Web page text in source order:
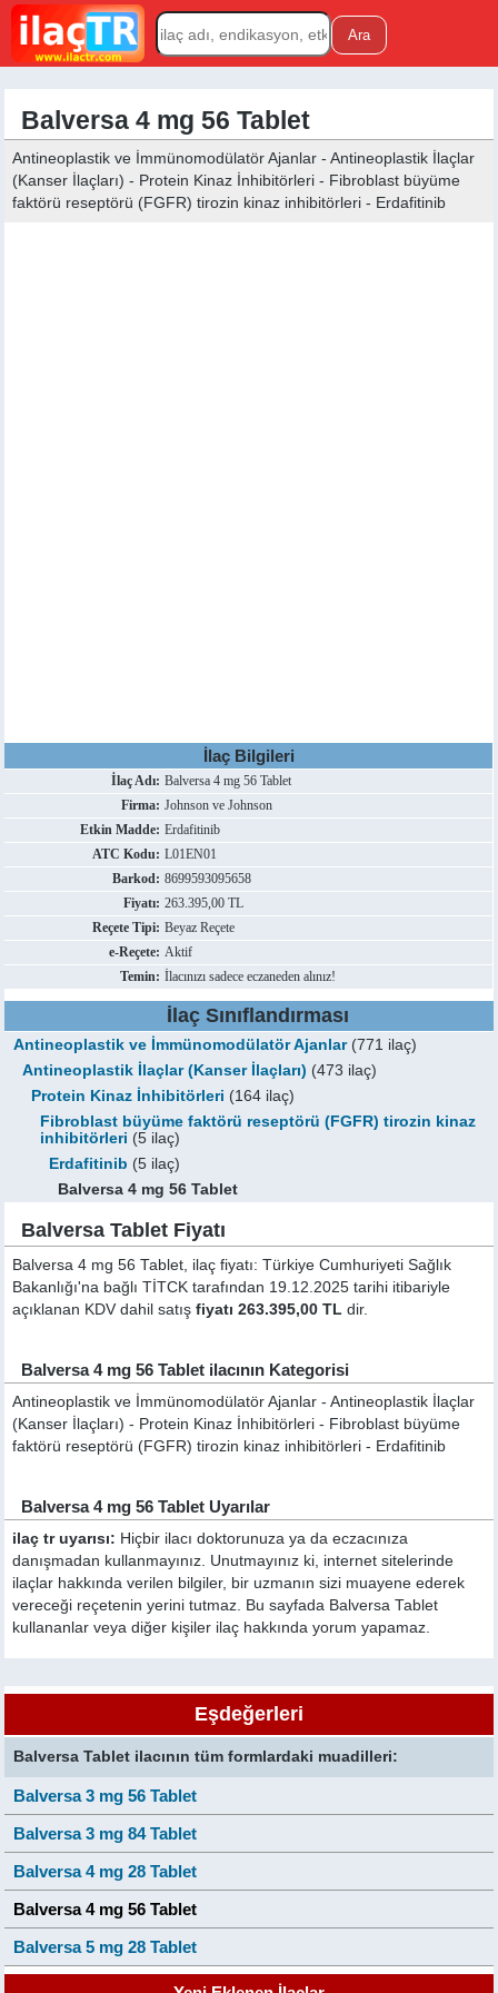
Balversa 4 mg 56 Tablet
Antineoplastik ve İmmünomodülatör Ajanlar - Antineoplastik İlaçlar
(Kanser İlaçları) - Protein Kinaz İnhibitörleri - Fibroblast büyüme
faktörü reseptörü (FGFR) tirozin kinaz inhibitörleri - Erdafitinib
İlaç Bilgileri
İlaç Adı: Balversa 4 mg 56 Tablet
Firma: Johnson ve Johnson
Etkin Madde: Erdafitinib
ATC Kodu: L01EN01
Barkod: 8699593095658
Fiyatı: 263.395,00 TL
Reçete Tipi: Beyaz Reçete
e-Reçete: Aktif
Temin: İlacınızı sadece eczaneden alınız!
İlaç Sınıflandırması
Antineoplastik ve İmmünomodülatör Ajanlar(771 ilaç)
Antineoplastik İlaçlar (Kanser İlaçları) (473 ilaç)
Protein Kinaz İnhibitörleri (164 ilaç)
Fibroblast büyüme faktörü reseptörü (FGFR) tirozin kinaz
inhibitörleri (5 ilaç)
Erdafitinib (5 ilaç)
Balversa 4 mg 56 Tablet
Balversa Tablet Fiyatı
Balversa 4 mg 56 Tablet, ilaç fiyatı: Türkiye Cumhuriyeti Sağlık
Bakanlığı'na bağlı TİTCK tarafından 19.12.2025 tarihi itibariyle
açıklanan KDV dahil satışfiyatı 263.395,00 TL dir.
Balversa 4 mg 56 Tablet ilacının Kategorisi
Antineoplastik ve İmmünomodülatör Ajanlar - Antineoplastik İlaçlar
(Kanser İlaçları) - Protein Kinaz İnhibitörleri - Fibroblast büyüme
faktörü reseptörü (FGFR) tirozin kinaz inhibitörleri - Erdafitinib
Balversa 4 mg 56 Tablet Uyarılar
ilaç tr uyarısı: Hiçbir ilacı doktorunuza ya da eczacınıza
danışmadan kullanmayınız. Unutmayınız ki, internet sitelerinde
ilaçlar hakkında verilen bilgiler, bir uzmanın sizi muayene ederek
vereceği reçetenin yerini tutmaz. Bu sayfada Balversa Tablet
kullananlar veya diğer kişiler ilaç hakkında yorum yapamaz.
Eşdeğerleri
Balversa Tablet ilacının tüm formlardaki muadilleri:
Balversa 3 mg 56 Tablet
Balversa 3 mg 84 Tablet
Balversa 4 mg 28 Tablet
Balversa 4 mg 56 Tablet
Balversa 5 mg 28 Tablet